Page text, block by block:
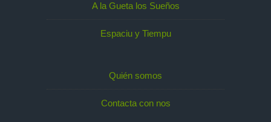
A la Gueta los Sueños
Espaciu y Tiempu
Quién somos
Contacta con nos